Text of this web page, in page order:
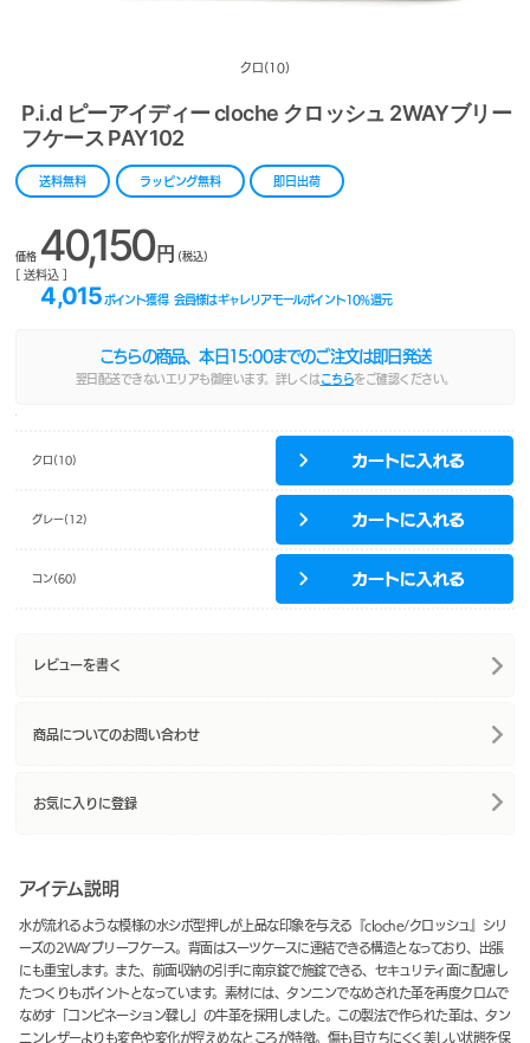
クロ(10)
P.i.d ピーアイディー cloche クロッシュ 2WAYブリー
フケース PAY102
送料無料 ラッピング無料 即日出荷
価格 40,150円 (税込)
[ 送料込 ]
4,015 ポイント獲得 会員様はギャレリアモールポイント10%還元
こちらの商品、本日 15:00までのご注文は即日発送
翌日配送できないエリアも御座います。詳しくは こちらをご確認ください。
クロ(10)
グレー(12)
コン(60)
レビューを書く
商品についてのお問い合わせ
お気に入りに登録
アイテム説明
水が流れるような模様の水シボ型押しが上品な印象を与える『cloche/クロッシュ』シリ
ーズの2WAYブリーフケース。背面はスーツケースに連結できる構造となっており、出張
にも重宝します。また、前面収納の引手に南京錠で施錠できる、セキュリティ面に配慮し
たつくりもポイントとなっています。素材には、タンニンでなめされた革を再度クロムで
なめす「コンビネーション鞣し」の牛革を採用しました。この製法で作られた革は、タン
ニンレザーよりも変色や変化が控えめなところが特徴。傷も目立ちにくく美しい状態を保